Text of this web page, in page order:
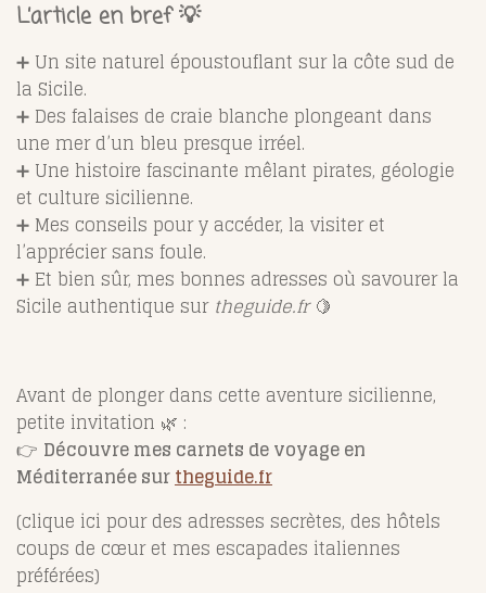
L’article en bref 💡
➕ Un site naturel époustouflant sur la côte sud de
la Sicile.
➕ Des falaises de craie blanche plongeant dans
une mer d’un bleu presque irréel.
➕ Une histoire fascinante mêlant pirates, géologie
et culture sicilienne.
➕ Mes conseils pour y accéder, la visiter et
l’apprécier sans foule.
➕ Et bien sûr, mes bonnes adresses où savourer la
Sicile authentique sur theguide.fr🍋
Avant de plonger dans cette aventure sicilienne,
petite invitation 🌿 :
👉 Découvre mes carnets de voyage en
Méditerranée surtheguide.fr
(clique ici pour des adresses secrètes, des hôtels
coups de cœur et mes escapades italiennes
préférées)